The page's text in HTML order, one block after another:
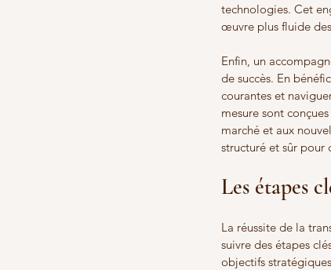
technologies. Cet
œuvre plus fluide
Enfin, un
de succès. En
courantes et
mesure sont
marché et aux
structuré et sûr pour
Les étapes
La réussite de la
suivre des étapes
objectifs